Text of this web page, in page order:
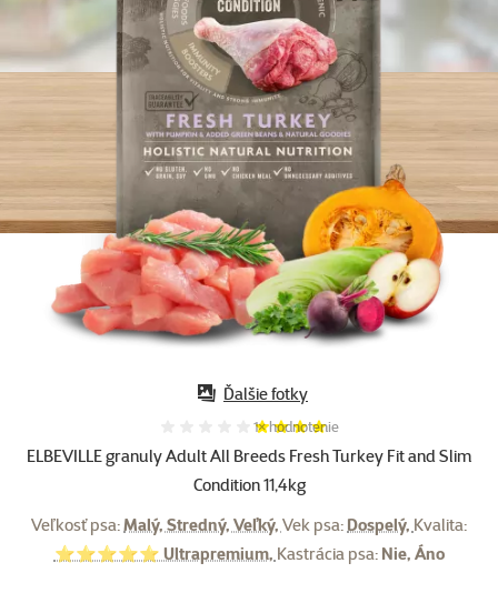
ELBEVILLE granuly Adult All Breeds Fresh Turkey Fit and Slim
Condition 11,4kg
Hodnotenie 80%, počet hodnotení:
1×hodnotenie
Veľkosť psa:Malý, Stredný, Veľký, Vek psa: Dospelý, Kvalita:
⭐⭐⭐⭐⭐ Ultrapremium, Kastrácia psa: Nie, Áno
Ďalšie fotky